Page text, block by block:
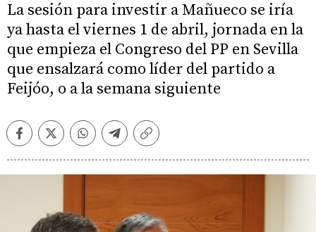
La sesión para investir a Mañueco se iría
ya hasta el viernes 1 de abril, jornada en la
que empieza el Congreso del PP en Sevilla
que ensalzará como líder del partido a
Feijóo, o a la semana siguiente
FacebookTwitterWhatsappTelegramCopiar